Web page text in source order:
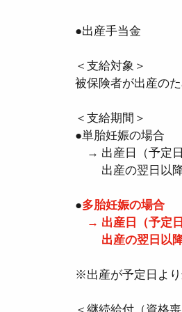
●出産手当金
＜支給対象＞
被保険者が出産の
＜支給期間＞
●単胎妊娠の場合
→ 出産日（予定
出産の翌日以降
●多胎妊娠の場合
→ 出産日（予定
出産の翌日以降
※出産が予定日よ
＜継続給付（資格